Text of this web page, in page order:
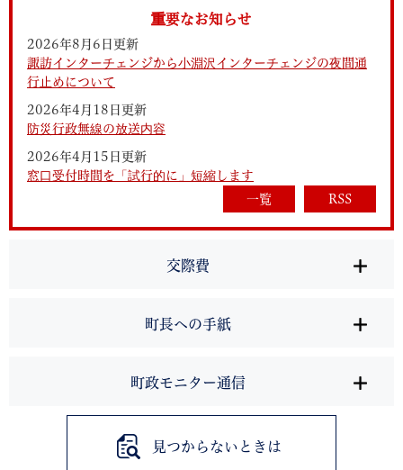
重要なお知らせ
2026年8月6日更新
諏訪インターチェンジから小淵沢インターチェンジの夜間通
行止めについて
2026年4月18日更新
防災行政無線の放送内容
2026年4月15日更新
窓口受付時間を「試行的に」短縮します
一覧
RSS
交際費
町長への手紙
町政モニター通信
見つからないときは